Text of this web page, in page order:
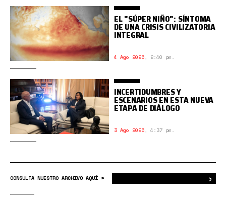
EL "SÚPER NIÑO": SÍNTOMA
DE UNA CRISIS CIVILIZATORIA
INTEGRAL
4 Ago 2026, 2:40 pm.
INCERTIDUMBRES Y
ESCENARIOS EN ESTA NUEVA
ETAPA DE DIÁLOGO
3 Ago 2026, 4:37 pm.
CONSULTA NUESTRO ARCHIVO AQUÍ > ›